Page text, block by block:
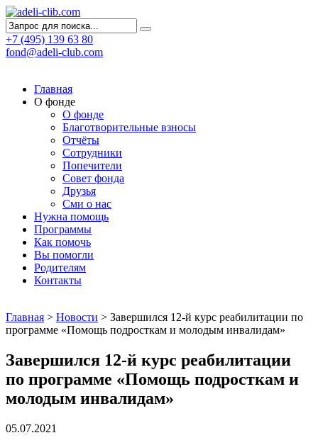
+7 (495) 139 63 80
fond@adeli-club.com
Главная
О фонде
О фонде
Благотворительные взносы
Отчёты
Сотрудники
Попечители
Совет фонда
Друзья
Сми о нас
Нужна помощь
Программы
Как помочь
Вы помогли
Родителям
Контакты
Главная > Новости > Завершился 12-й курс реабилитации по
программе «Помощь подросткам и молодым инвалидам»
Завершился 12-й курс реабилитации
по программе «Помощь подросткам и
молодым инвалидам»
05.07.2021